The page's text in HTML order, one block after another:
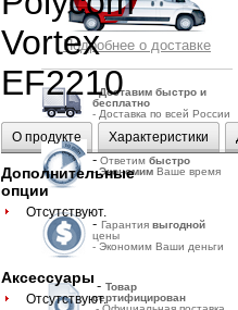
Подробнее о доставке
-Доставим быстро и
бесплатно
- Доставка по всей России
- Ответим быстро
-Экономим Ваше время
- Гарантия выгодной
цены
- Экономим Ваши деньги
- Товар
сертифицирован
Vortex
EF2210
О продукте Характеристики
Дополнительные
опции
Отсутствуют.
Аксессуары
Отсутствуют.